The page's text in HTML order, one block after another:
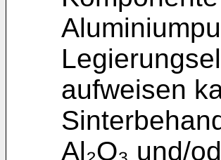
aufweisen
Al₂O₃ und/